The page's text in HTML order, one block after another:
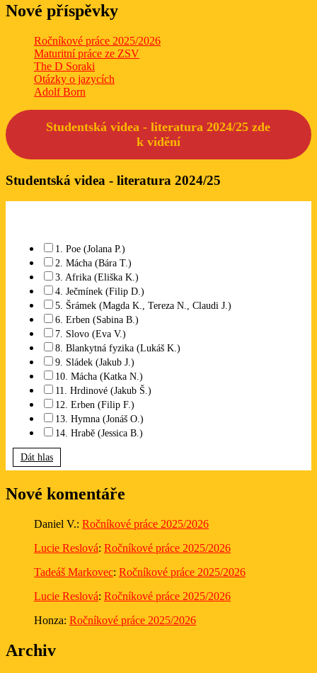
Nové příspěvky
Ročníkové práce 2025/2026
Maturitní práce ze ZSV
The D Soraki
Otázky o jazycích
Adolf Born
Studentská videa - literatura 2024/25 zde
k vidění
Studentská videa - literatura 2024/25
1. Poe (Jolana P.)
2. Mácha (Bára T.)
3. Afrika (Eliška K.)
4. Ječmínek (Filip D.)
5. Šrámek (Magda K., Tereza N., Claudi J.)
6. Erben (Sabina B.)
7. Slovo (Eva V.)
8. Blankytná fyzika (Lukáš K.)
9. Sládek (Jakub J.)
10. Mácha (Katka N.)
11. Hrdinové (Jakub Š.)
12. Erben (Filip F.)
13. Hymna (Jonáš O.)
14. Hrabě (Jessica B.)
Dát hlas
Nové komentáře
Daniel V.: Ročníkové práce 2025/2026
Lucie Reslová: Ročníkové práce 2025/2026
Tadeáš Markovec: Ročníkové práce 2025/2026
Lucie Reslová: Ročníkové práce 2025/2026
Honza: Ročníkové práce 2025/2026
Archiv